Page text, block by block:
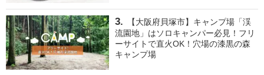
【大阪府貝塚市】キャンプ場「渓
流園地」はソロキャンパー必見！フリ
ーサイトで直火OK！穴場の漆黒の森
キャンプ場